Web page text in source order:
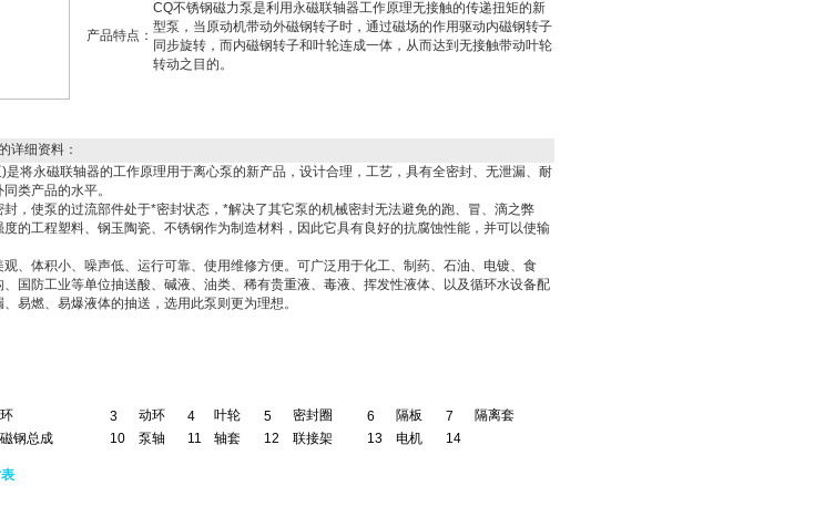
产品特点：
CQ不锈钢磁力泵是利用永磁联轴器工作原理无接触的传递扭矩的新
型泵，当原动机带动外磁钢转子时，通过磁场的作用驱动内磁钢转子
同步旋转，而内磁钢转子和叶轮连成一体，从而达到无接触带动叶轮
转动之目的。
详细资料：
是将永磁联轴器的工作原理用于离心泵的新产品，设计合理，工艺，具有全密封、无泄漏、耐
类产品的水平。
使泵的过流部件处于*密封状态，*解决了其它泵的机械密封无法避免的跑、冒、滴之弊
的工程塑料、钢玉陶瓷、不锈钢作为制造材料，因此它具有良好的抗腐蚀性能，并可以使输
体积小、噪声低、运行可靠、使用维修方便。可广泛用于化工、制药、石油、电镀、食
国防工业等单位抽送酸、碱液、油类、稀有贵重液、毒液、挥发性液体、以及循环水设备配
易燃、易爆液体的抽送，选用此泵则更为理想。
3 动环 4 叶轮 5 密封圈 6 隔板 7
隔离套
钢总成 10 泵轴 11 轴套 12 联接架 13 电机 14